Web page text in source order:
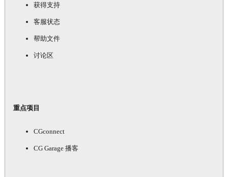
获得支持
客服状态
帮助文件
讨论区
重点项目
CGconnect
CG Garage 播客